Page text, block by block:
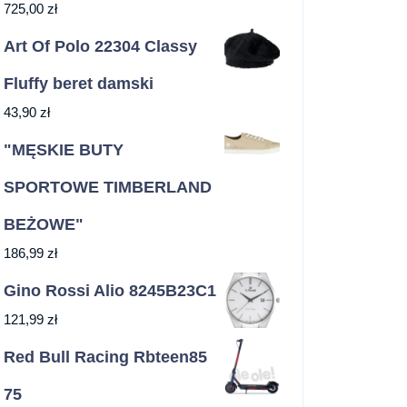
725,00 zł
Art Of Polo 22304 Classy
Fluffy beret damski
43,90 zł
"MĘSKIE BUTY
SPORTOWE TIMBERLAND
BEŻOWE"
186,99 zł
Gino Rossi Alio 8245B23C1
121,99 zł
Red Bull Racing Rbteen85
75